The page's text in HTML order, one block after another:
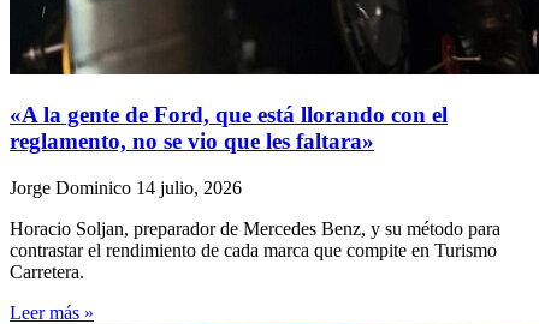
«A la gente de Ford, que está llorando con el
reglamento, no se vio que les faltara»
Jorge Dominico 14 julio, 2026
Horacio Soljan, preparador de Mercedes Benz, y su método para
contrastar el rendimiento de cada marca que compite en Turismo
Carretera.
Leer más »